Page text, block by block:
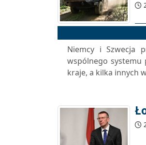
Niemcy i Szwecja
wspólnego systemu
kraje, a kilka innych